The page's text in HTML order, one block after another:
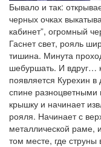
Бывало и так:
черных очках
кабинет”, огромный
Гаснет свет, рояль
тишина. Минута
шебуршать. И вдруг…
появляется Курехин
спине
крышку и начинает
рояля. Начинает с
металлической раме,
том месте, где